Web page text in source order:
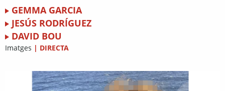
GEMMA GARCIA
JESÚS RODRÍGUEZ
DAVID BOU
Imatges | DIRECTA